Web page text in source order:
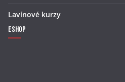
Lavínové kurzy
Eshop